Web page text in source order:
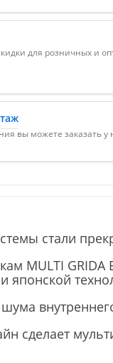
для розничных и
вы можете заказать
стали
MULTI GRIDA
японской
сделает